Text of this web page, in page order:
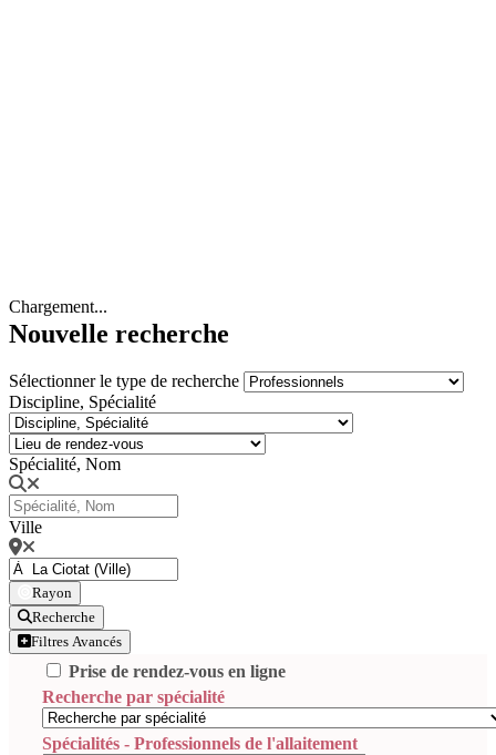
Chargement...
Nouvelle recherche
Sélectionner le type de recherche
Discipline, Spécialité
Spécialité, Nom
Ville
Rayon
Recherche
Filtres Avancés
Prise de rendez-vous en ligne
Recherche par spécialité
Spécialités - Professionnels de l'allaitement